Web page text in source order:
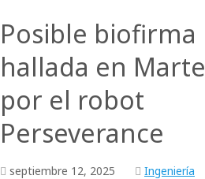
Posible biofirma
hallada en Marte
por el robot
Perseverance
septiembre 12, 2025
Ingeniería